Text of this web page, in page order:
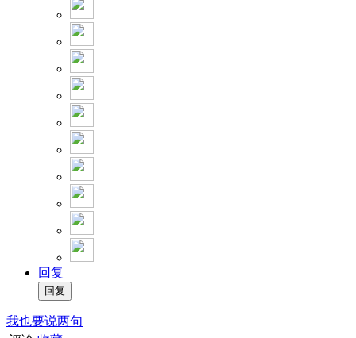
回复
我也要说两句